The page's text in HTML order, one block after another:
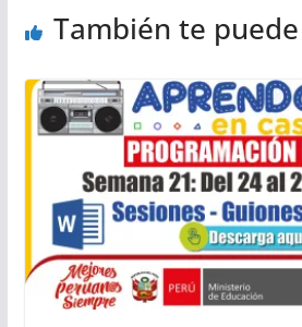
También te